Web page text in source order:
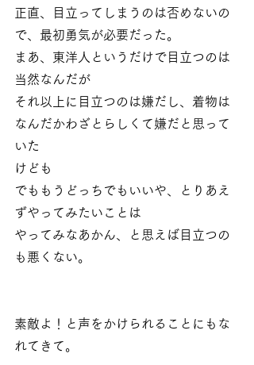
正直、目立ってしまうのは否めないの
で、最初勇気が必要だった。
まあ、東洋人というだけで目立つのは
当然なんだが
それ以上に目立つのは嫌だし、着物は
なんだかわざとらしくて嫌だと思って
いた
けども
でももうどっちでもいいや、とりあえ
ずやってみたいことは
やってみなあかん、と思えば目立つの
も悪くない。
素敵よ！と声をかけられることにもな
れてきて。